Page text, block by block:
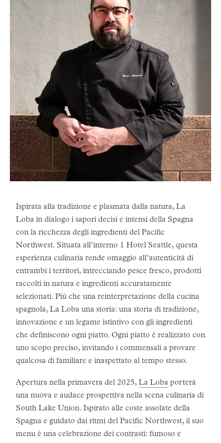
Ispirata alla tradizione e plasmata dalla natura, La
Loba in dialogo i sapori decisi e intensi della Spagna
con la ricchezza degli ingredienti del Pacific
Northwest. Situata all’interno 1 Hotel Seattle, questa
esperienza culinaria rende omaggio all’autenticità di
entrambi i territori, intrecciando pesce fresco, prodotti
raccolti in natura e ingredienti accuratamente
selezionati. Più che una reinterpretazione della cucina
spagnola, La Loba una storia: una storia di tradizione,
innovazione e un legame istintivo con gli ingredienti
che definiscono ogni piatto. Ogni piatto è realizzato con
uno scopo preciso, invitando i commensali a provare
qualcosa di familiare e inaspettato al tempo stesso.
Apertura nella primavera del 2025, La Loba porterà
una nuova e audace prospettiva nella scena culinaria di
South Lake Union. Ispirato alle coste assolate della
Spagna e guidato dai ritmi del Pacific Northwest, il suo
menu è una celebrazione dei contrasti: fumoso e